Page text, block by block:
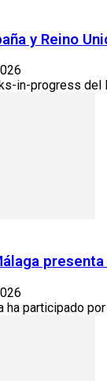
y Reino
in-progress
ha participado